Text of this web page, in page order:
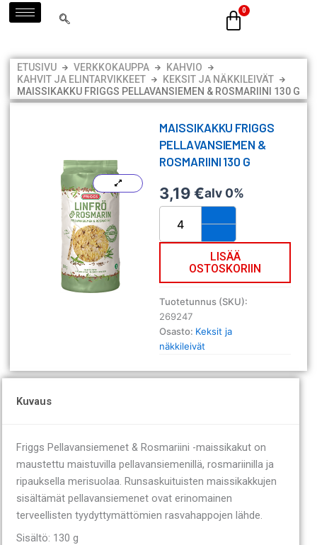
Siirry
sisältöön
ETUSIVU VERKKOKAUPPA
KAHVIO
KAHVIT JA ELINTARVIKKEET
KEKSIT JA NÄKKILEIVÄT
MAISSIKAKKU FRIGGS PELLAVANSIEMEN & ROSMARIINI 130 G
MAISSIKAKKU FRIGGS
PELLAVANSIEMEN &
ROSMARIINI 130 G
3,19€alv 0%
Maissikakku
Friggs
Pellavansiemen
Rosmariini
130
g
määrä
LISÄÄ
OSTOSKORIIN
Tuotetunnus (SKU):
269247
Osasto: Keksit ja
näkkileivät
Kuvaus
Friggs Pellavansiemenet & Rosmariini -maissikakut on
maustettu maistuvilla pellavansiemenillä, rosmariinilla ja
ripauksella merisuolaa. Runsaskuituisten maissikakkujen
sisältämät pellavansiemenet ovat erinomainen
terveellisten tyydyttymättömien rasvahappojen lähde.
Sisältö: 130 g